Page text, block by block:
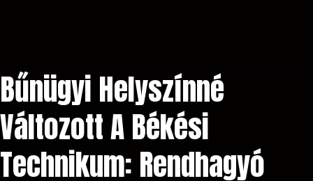
Bűnügyi Helyszínné
Változott A Békési
Technikum: Rendhagyó